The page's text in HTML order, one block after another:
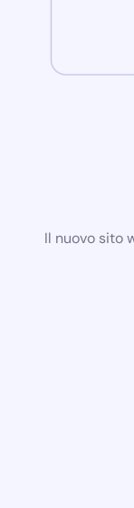
Il nuovo sito